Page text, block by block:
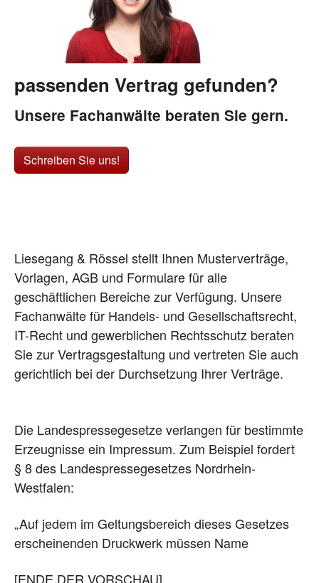
passenden Vertrag gefunden?
Unsere Fachanwälte beraten Sie gern.
Schreiben Sie uns!
Liesegang & Rössel stellt Ihnen Musterverträge,
Vorlagen, AGB und Formulare für alle
geschäftlichen Bereiche zur Verfügung. Unsere
Fachanwälte für Handels- und Gesellschaftsrecht,
IT-Recht und gewerblichen Rechtsschutz beraten
Sie zur Vertragsgestaltung und vertreten Sie auch
gerichtlich bei der Durchsetzung Ihrer Verträge.
Die Landespressegesetze verlangen für bestimmte
Erzeugnisse ein Impressum. Zum Beispiel fordert
§ 8 des Landespressegesetzes Nordrhein-
Westfalen:
„Auf jedem im Geltungsbereich dieses Gesetzes
erscheinenden Druckwerk müssen Name
[ENDE DER VORSCHAU]